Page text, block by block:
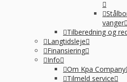
vanger
Tilberedning og
Langtidsleje
Finansiering
Info
Om Kpa Company
Tilmeld service